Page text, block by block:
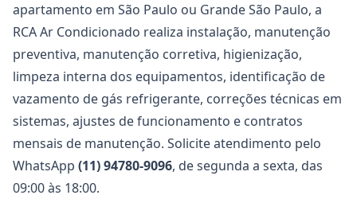
apartamento em São Paulo ou Grande São Paulo, a
RCA Ar Condicionado realiza instalação, manutenção
preventiva, manutenção corretiva, higienização,
limpeza interna dos equipamentos, identificação de
vazamento de gás refrigerante, correções técnicas em
sistemas, ajustes de funcionamento e contratos
mensais de manutenção. Solicite atendimento pelo
WhatsApp (11) 94780-9096, de segunda a sexta, das
09:00 às 18:00.